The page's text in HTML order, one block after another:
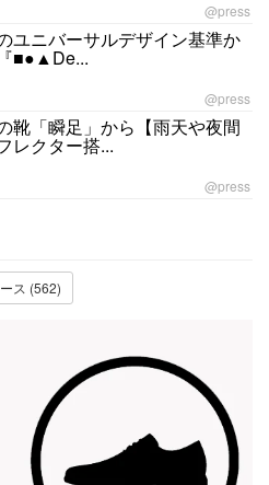
@press
ユニバーサルデザイン基準か
■●▲De...
@press
靴「瞬足」から【雨天や夜間
レクター搭...
@press
ス (562)